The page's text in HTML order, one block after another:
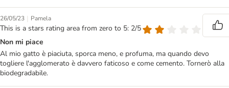
26/05/23 | Pamela
This is a stars rating area from zero to 5: 2/5
Non mi piace
Al mio gatto è piaciuta, sporca meno, e profuma, ma quando devo
togliere l'agglomerato è davvero faticoso e come cemento. Tornerò alla
biodegradabile.